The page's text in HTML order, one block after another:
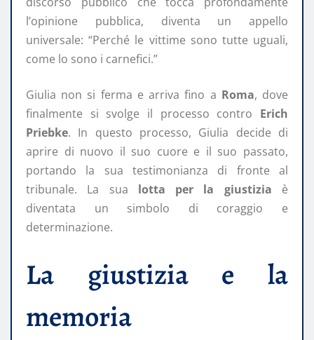
l’opinione pubblica, diventa un appello
universale: “Perché le vittime sono tutte uguali,
come lo sono i carnefici.”
Giulia non si ferma e arriva fino a Roma, dove
finalmente si svolge il processo contro Erich
Priebke. In questo processo, Giulia decide di
aprire di nuovo il suo cuore e il suo passato,
portando la sua testimonianza di fronte al
tribunale. La sua lotta per la giustizia è
diventata un simbolo di coraggio e
determinazione.
La giustizia e la
memoria